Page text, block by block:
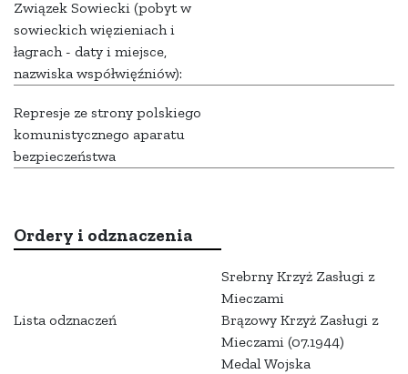
Związek Sowiecki (pobyt w
sowieckich więzieniach i
łagrach - daty i miejsce,
nazwiska współwięźniów):
Represje ze strony polskiego
komunistycznego aparatu
bezpieczeństwa
Ordery i odznaczenia
Lista odznaczeń
Srebrny Krzyż Zasługi z
Mieczami
Brązowy Krzyż Zasługi z
Mieczami (07.1944)
Medal Wojska